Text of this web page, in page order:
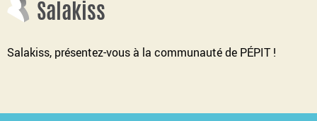
Salakiss
Salakiss, présentez-vous à la communauté de PÉPIT !